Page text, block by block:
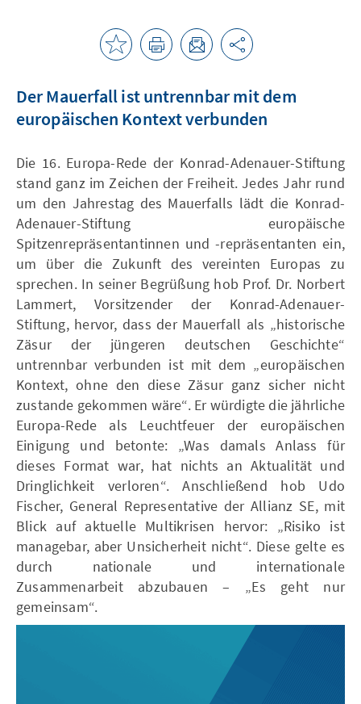
Der Mauerfall ist untrennbar mit dem
europäischen Kontext verbunden
Die 16. Europa-Rede der Konrad-Adenauer-Stiftung
stand ganz im Zeichen der Freiheit. Jedes Jahr rund
um den Jahrestag des Mauerfalls lädt die Konrad-
Adenauer-Stiftung europäische
Spitzenrepräsentantinnen und -repräsentanten ein,
um über die Zukunft des vereinten Europas zu
sprechen. In seiner Begrüßung hob Prof. Dr. Norbert
Lammert, Vorsitzender der Konrad-Adenauer-
Stiftung, hervor, dass der Mauerfall als „historische
Zäsur der jüngeren deutschen Geschichte“
untrennbar verbunden ist mit dem „europäischen
Kontext, ohne den diese Zäsur ganz sicher nicht
zustande gekommen wäre“. Er würdigte die jährliche
Europa-Rede als Leuchtfeuer der europäischen
Einigung und betonte: „Was damals Anlass für
dieses Format war, hat nichts an Aktualität und
Dringlichkeit verloren“. Anschließend hob Udo
Fischer, General Representative der Allianz SE, mit
Blick auf aktuelle Multikrisen hervor: „Risiko ist
managebar, aber Unsicherheit nicht“. Diese gelte es
durch nationale und internationale
Zusammenarbeit abzubauen – „Es geht nur
gemeinsam“.